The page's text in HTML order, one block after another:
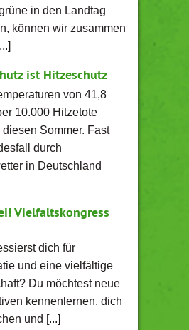
in den Landtag
können wir zusammen
ist Hitzeschutz
von 41,8
10.000 Hitzetote
diesen Sommer. Fast
durch
in Deutschland
Vielfaltskongress
dich für
und eine vielfältige
Du möchtest neue
kennenlernen, dich
und [...]